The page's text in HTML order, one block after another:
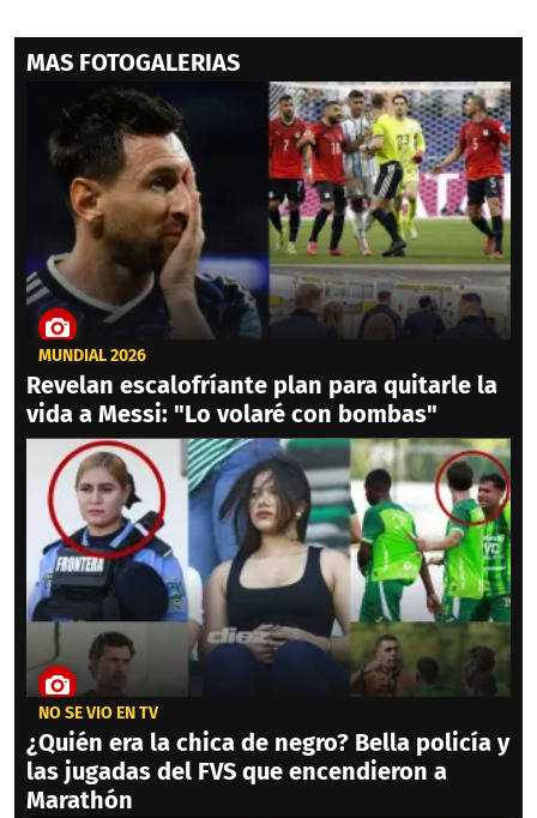
MAS FOTOGALERIAS
MUNDIAL 2026
Revelan escalofríante plan para quitarle la
vida a Messi: "Lo volaré con bombas"
NO SE VIO EN TV
¿Quién era la chica de negro? Bella policía y
las jugadas del FVS que encendieron a
Marathón